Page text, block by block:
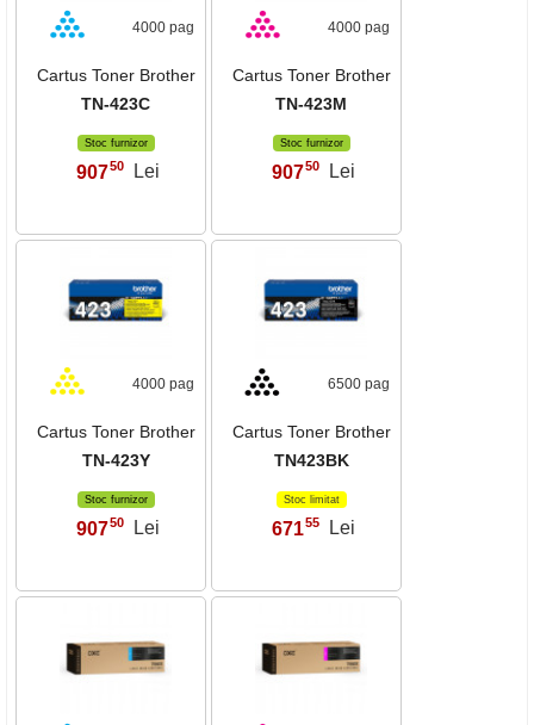
4000 pag
Cartus Toner Brother
TN-423C
Stoc furnizor
90750 Lei
4000 pag
Cartus Toner Brother
TN-423M
Stoc furnizor
90750 Lei
4000 pag
Cartus Toner Brother
TN-423Y
Stoc furnizor
90750 Lei
6500 pag
Cartus Toner Brother
TN423BK
Stoc limitat
67155 Lei